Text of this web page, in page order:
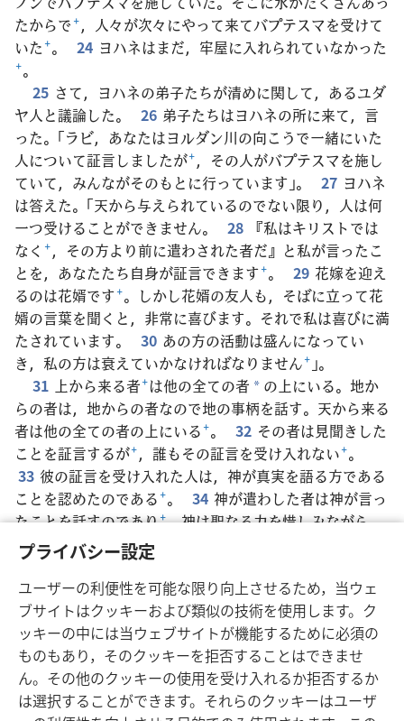
プライバシー設定
ユーザーの利便性を可能な限り向上させるため，当ウェ
ブサイトはクッキーおよび類似の技術を使用します。ク
ッキーの中には当ウェブサイトが機能するために必須の
ものもあり，そのクッキーを拒否することはできませ
ん。その他のクッキーの使用を受け入れるか拒否するか
は選択することができます。それらのクッキーはユーザ
たからで+，人々が次々にやって来てバプテスマを受けて
いた+。 24 ヨハネはまだ，牢屋に入れられていなかった
+。
25 さて，ヨハネの弟子たちが清めに関して，あるユダ
ヤ人と議論した。
26 弟子たちはヨハネの所に来て，言
った。「ラビ，あなたはヨルダン川の向こうで一緒にいた
人について証言しましたが+，その人がバプテスマを施し
ていて，みんながそのもとに行っています」。
27 ヨハネ
は答えた。「天から与えられているのでない限り，人は何
一つ受けることができません。
28 『私はキリストでは
なく +，その方より前に遣わされた者だ』と私が言ったこ
とを，あなたたち自身が証言できます+。 29 花嫁を迎え
るのは花婿です+。しかし花婿の友人も，そばに立って花
婿の言葉を聞くと，非常に喜びます。それで私は喜びに満
たされています。
30 あの方の活動は盛んになってい
き，私の方は衰えていかなければなりません+ 」。
31 上から来る者+は他の全ての者 * の上にいる。地か
らの者は，地からの者なので地の事柄を話す。天から来る
者は他の全ての者の上にいる+。 32 その者は見聞きした
ことを証言するが+，誰もその証言を受け入れない+。
33 彼の証言を受け入れた人は，神が真実を語る方である
ことを認めたのである+。 34 神が遣わした者は神が言っ
たことを話すのであり+，神は聖なる力を惜しみながら
*与えたりはしない。
ものを子に委ねた+。
受ける+。子に従わない人は命を得ず+，神の憤りがその
人の上にとどまる+。
日本語 シェアする 設定